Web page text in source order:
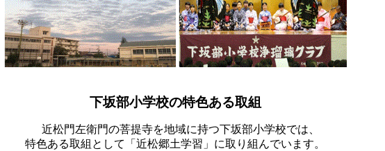
下坂部小学校の特色ある取組
近松門左衛門の菩提寺を地域に持つ下坂部小学校では、
特色ある取組として「近松郷土学習」に取り組んでいます。